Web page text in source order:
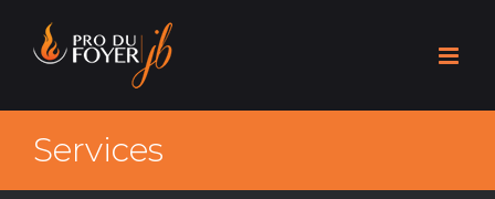
content
Services